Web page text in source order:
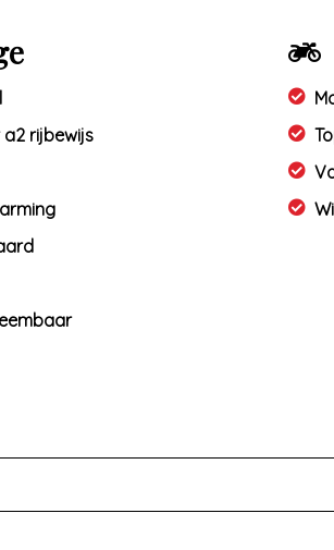
rijbewijs